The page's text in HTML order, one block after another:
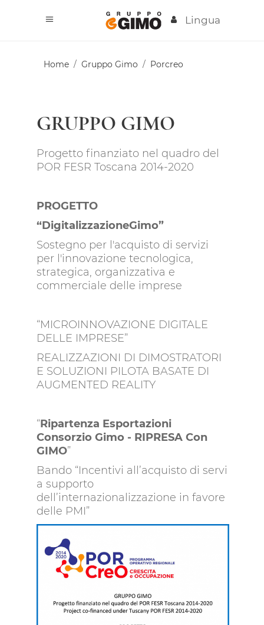
Lingua
Home / Gruppo Gimo / Porcreo
GRUPPO GIMO
Progetto finanziato nel quadro del
POR FESR Toscana 2014-2020
PROGETTO
“DigitalizzazioneGimo”
Sostegno per l'acquisto di servizi
per l'innovazione tecnologica,
strategica, organizzativa e
commerciale delle imprese
“MICROINNOVAZIONE DIGITALE
DELLE IMPRESE”
REALIZZAZIONI DI DIMOSTRATORI
E SOLUZIONI PILOTA BASATE DI
AUGMENTED REALITY
“Ripartenza Esportazioni
Consorzio Gimo - RIPRESA Con
GIMO”
Bando “Incentivi all’acquisto di servi
a supporto
dell’internazionalizzazione in favore
delle PMI”